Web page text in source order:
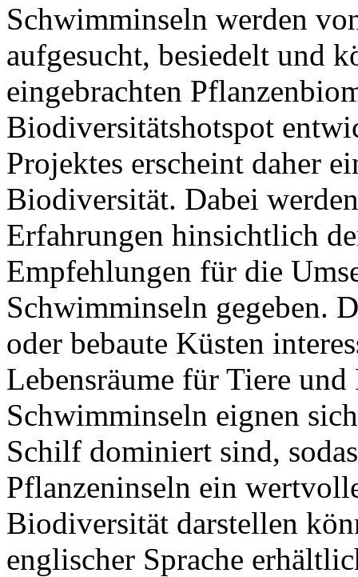
Schwimminseln werden
aufgesucht, besiedelt und
eingebrachten
Biodiversitätshotspot
Projektes erscheint daher
Biodiversität. Dabei
Erfahrungen hinsichtlich
Empfehlungen für die
Schwimminseln gegeben.
oder bebaute Küsten
Lebensräume für Tiere
Schwimminseln eignen
Schilf dominiert sind,
Pflanzeninseln ein
Biodiversität darstellen
englischer Sprache